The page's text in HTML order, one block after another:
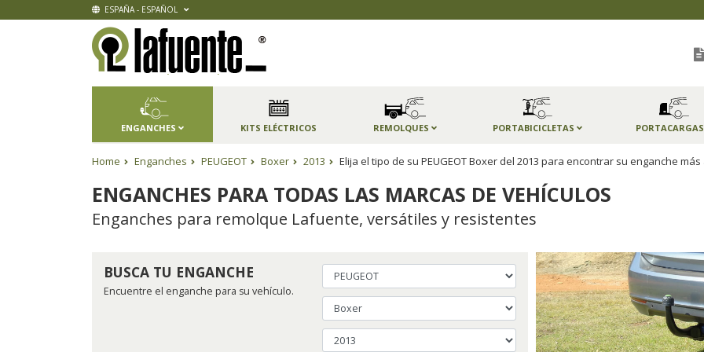
ESPAÑA - ESPAÑOL
ENGANCHES KITS ELÉCTRICOS REMOLQUES PORTABICICLETAS
Home Enganches PEUGEOT Boxer 2013 Elija el tipo de su PEUGEOT Boxer del 2013 para encontrar su enganche
ENGANCHES PARA TODAS LAS MARCAS DE VEHÍCULOS
Enganches para remolque Lafuente, versátiles y resistentes
BUSCA TU ENGANCHE
Encuentre el enganche para su vehículo.